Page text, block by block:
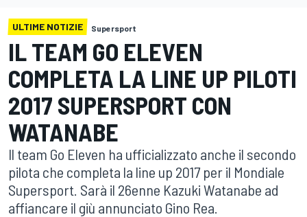
ULTIME NOTIZIE Supersport
IL TEAM GO ELEVEN
COMPLETA LA LINE UP PILOTI
2017 SUPERSPORT CON
WATANABE
Il team Go Eleven ha ufficializzato anche il secondo
pilota che completa la line up 2017 per il Mondiale
Supersport. Sarà il 26enne Kazuki Watanabe ad
affiancare il giù annunciato Gino Rea.